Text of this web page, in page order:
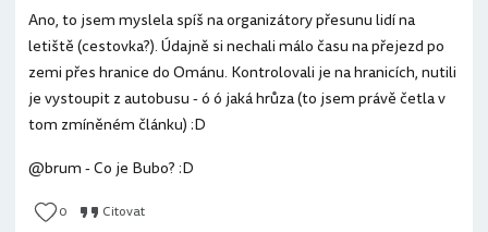
Ano, to jsem myslela spíš na organizátory přesunu lidí na
letiště (cestovka?). Údajně si nechali málo času na přejezd po
zemi přes hranice do Ománu. Kontrolovali je na hranicích, nutili
je vystoupit z autobusu - ó ó jaká hrůza (to jsem právě četla v
tom zmíněném článku) :D
@brum - Co je Bubo? :D
0 Citovat